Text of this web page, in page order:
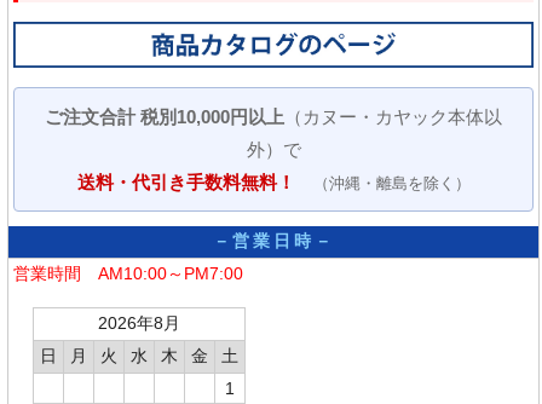
ご注文合計 税別10,000円以上 （カヌー・カヤック本体以
外）で
送料・代引き手数料無料！
（沖縄・離島を除く）
－営業日時－
営業時間 AM10:00～PM7:00
2026年8月
日
月 火 水 木 金
土
1